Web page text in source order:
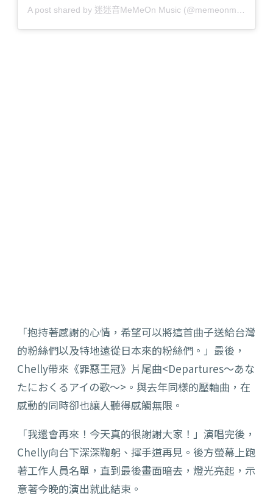
「抱持著感謝的心情，希望可以將這首曲子送給台灣
的粉絲們以及特地遠從日本來的粉絲們。」最後，
Chelly帶來《罪惡王冠》片尾曲<Departures～あな
たにおくるアイの歌～>。與去年同樣的壓軸曲，在
感動的同時卻也讓人聽得感觸無限。
「我還會再來！今天真的很謝謝大家！」演唱完後，
Chelly向台下深深鞠躬、揮手道再見。後方螢幕上跑
著工作人員名單，直到最後畫面暗去，燈光亮起，示
意著今晚的演出就此結束。